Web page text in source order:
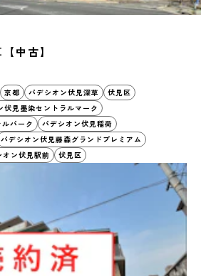
中古】
京都 パデシオン伏見深草
伏見区
伏見墨染セントラルマーク
パーク
パデシオン伏見稲荷
パデシオン伏見藤森グランドプレミアム
オン伏見駅前 伏見区